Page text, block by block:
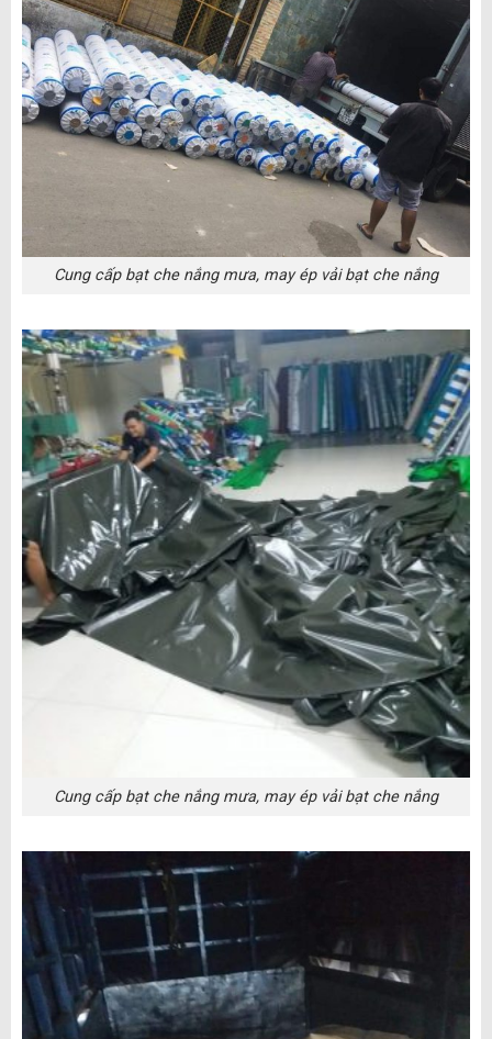
Cung cấp bạt che nắng mưa, may ép vải bạt che nắng
Cung cấp bạt che nắng mưa, may ép vải bạt che nắng